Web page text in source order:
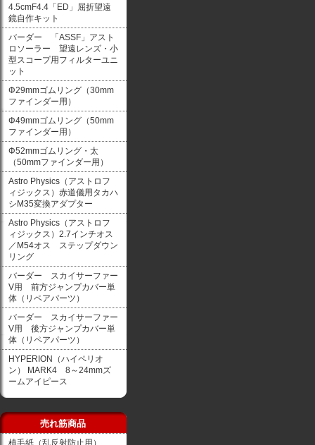
4.5cmF4.4「ED」屈折望遠
鏡自作キット
バーダー 「ASSF」アスト
ロソーラー 望遠レンズ・小
型スコープ用フィルターユニ
ット
Φ29mmゴムリング（30mm
ファインダー用）
Φ49mmゴムリング（50mm
ファインダー用）
Φ52mmゴムリング・太
（50mmファインダー用）
Astro Physics（アストロフ
ィジックス）赤道儀用タカハ
シM35変換アダプター
Astro Physics（アストロフ
ィジックス）2.7インチオス
／M54オス ステップダウン
リング
バーダー スカイサーファー
V用 前方ジャンプカバー単
体（リペアパーツ）
バーダー スカイサーファー
V用 後方ジャンプカバー単
体（リペアパーツ）
HYPERION（ハイペリオ
ン） MARK4 8～24mmズ
ームアイピース
売れ筋商品
植毛紙（乱反射防止用）